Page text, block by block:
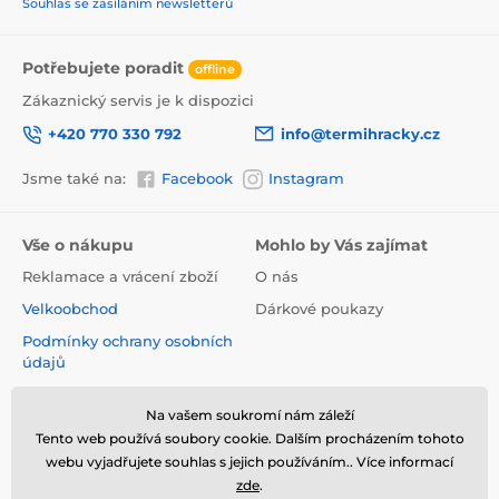
i-Size: Ano
Hmotnost: 6,1 kg
Vnější rozměry: 53 x 55 x 59-83 cm
Přední / zadní instalace: pouze přední
Pásy: chybí
Souhlas se zasíláním newsletterů
Potřebujete poradit offline
Zákaznický servis je k dispozici
+420 770 330 792
info@termihracky.cz
Jsme také na: Facebook Instagram
Vše o nákupu
Reklamace a vrácení zboží
Velkoobchod
Podmínky ochrany osobních
údajů
cookies
Mohlo by Vás zajímat
O nás
Dárkové poukazy
Na vašem soukromí nám záleží
Tento web používá soubory cookie. Dalším procházením tohoto
webu vyjadřujete souhlas s jejich používáním.. Více informací
zde.